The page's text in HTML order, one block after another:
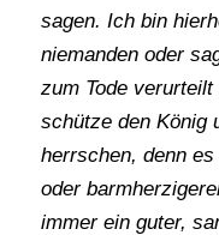
sagen. Ich bin
niemanden oder
zum Tode
schütze den König
herrschen, denn
oder
immer ein guter,